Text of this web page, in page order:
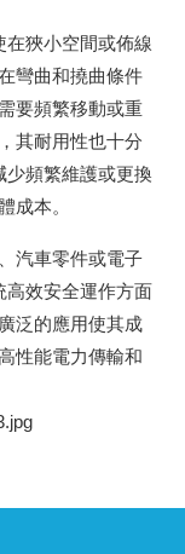
狹小空間或佈線
彎曲和撓曲條件
要頻繁移動或重
其耐用性也十分
頻繁維護或更換
成本。
汽車零件或電子
效安全運作方面
泛的應用使其成
性能電力傳輸和